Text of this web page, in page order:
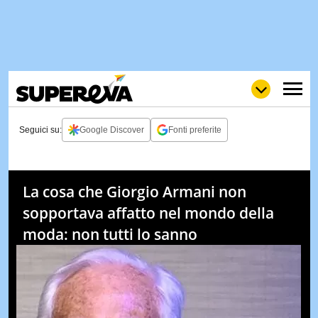
WOW
POP
NEWS
Seguici su: Google Discover Fonti preferite
La cosa che Giorgio Armani non
sopportava affatto nel mondo della
moda: non tutti lo sanno